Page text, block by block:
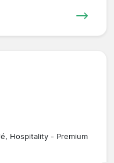
Hospitality - Premium